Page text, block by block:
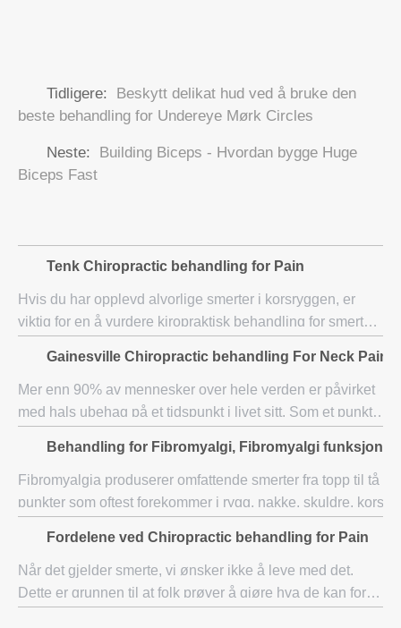
Tidligere:
Beskytt delikat hud ved å bruke den
beste behandling for Undereye Mørk Circles
Neste:
Building Biceps - Hvordan bygge Huge
Biceps Fast
Tenk Chiropractic behandling for Pain
Hvis du har opplevd alvorlige smerter i korsryggen, er
viktig for en å vurdere kiropraktisk behandling for smerter.
fordi den bærer det meste av kro
Gainesville Chiropractic behandling For Neck Pain
Mer enn 90% av mennesker over hele verden er påvirket
med hals ubehag på et tidspunkt i livet sitt. Som et punkt
problemet påvirker nesten hver en
Behandling for Fibromyalgi, Fibromyalgi
Fibromyalgia produserer omfattende smerter fra topp til tå
punkter som oftest forekommer i rygg, nakke, skuldre,
Fordelene ved Chiropractic behandling for Pain
Når det gjelder smerte, vi ønsker ikke å leve med det.
Dette er grunnen til at folk prøver å gjøre hva de kan for å